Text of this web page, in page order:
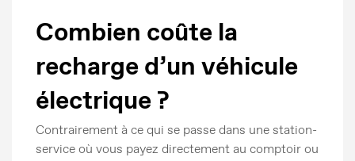
Combien coûte la
recharge d’un véhicule
électrique ?
Contrairement à ce qui se passe dans une station-
service où vous payez directement au comptoir ou